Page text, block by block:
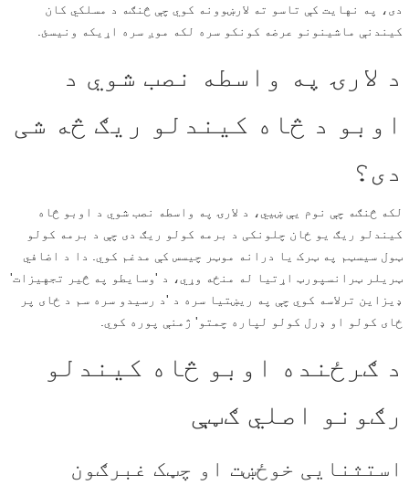
دی، په نهایت کې تاسو ته لارښوونه کوي چې څنګه د مسلکي کان
کیندنې ماشینونو عرضه کونکو سره لکه موږ سره اړیکه ونیسئ.
د لارۍ په واسطه نصب شوي د
اوبو د څاه کیندلو ریګ څه شی
دی؟
لکه څنګه چې نوم یې ښيي، د لارۍ په واسطه نصب شوي د اوبو څاه
کیندلو ریګ یو ځان چلونکی د برمه کولو ریګ دی چې د برمه کولو
ټول سیسټم په ټرک یا درانه موټر چیسس کې مدغم کوي. دا د اضافي
ټریلر ټرانسپورټ اړتیا له منځه وړي، د 'وسایطو په څیر تجهیزات'
ډیزاین ترلاسه کوي چې په ریښتیا سره د 'د رسیدو سره سم د ځای پر
ځای کولو او ډرل کولو لپاره چمتو' ژمنې پوره کوي.
د ګرځنده اوبو څاه کیندلو
رګونو اصلي ګټې
استثنایی خوځښت او چټک غبرګون